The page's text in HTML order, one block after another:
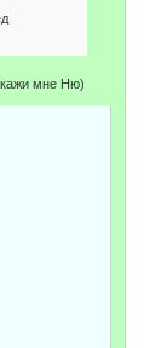
мне Ню)